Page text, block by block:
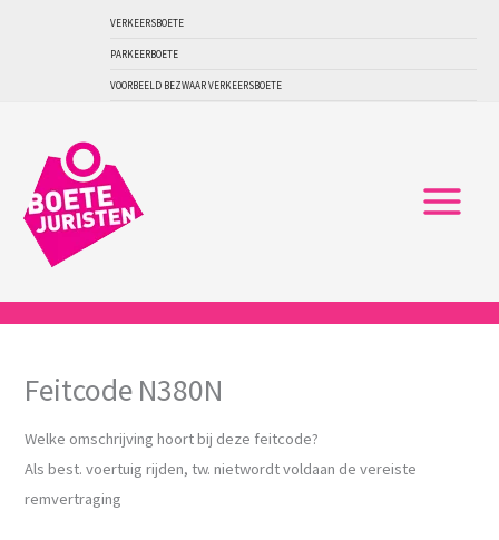
VERKEERSBOETE
PARKEERBOETE
VOORBEELD BEZWAAR VERKEERSBOETE
Feitcode N380N
Welke omschrijving hoort bij deze feitcode?
Als best. voertuig rijden, tw. nietwordt voldaan de vereiste
remvertraging